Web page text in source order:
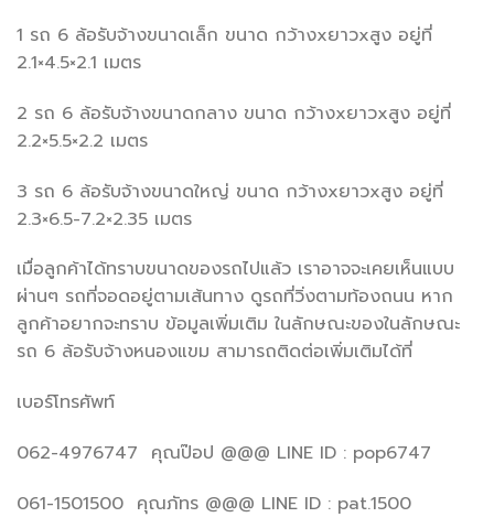
1 รถ 6 ล้อรับจ้างขนาดเล็ก ขนาด กว้างxยาวxสูง อยู่ที่
2.1×4.5×2.1 เมตร
2 รถ 6 ล้อรับจ้างขนาดกลาง ขนาด กว้างxยาวxสูง อยู่ที่
2.2×5.5×2.2 เมตร
3 รถ 6 ล้อรับจ้างขนาดใหญ่ ขนาด กว้างxยาวxสูง อยู่ที่
2.3×6.5-7.2×2.35 เมตร
เมื่อลูกค้าได้ทราบขนาดของรถไปแล้ว เราอาจจะเคยเห็นแบบ
ผ่านๆ รถที่จอดอยู่ตามเส้นทาง ดูรถที่วิ่งตามท้องถนน หาก
ลูกค้าอยากจะทราบ ข้อมูลเพิ่มเติม ในลักษณะของในลักษณะ
รถ 6 ล้อรับจ้างหนองแขม สามารถติดต่อเพิ่มเติมได้ที่
เบอร์โทรศัพท์
062-4976747 คุณป๊อป @@@ LINE ID : pop6747
061-1501500 คุณภัทร @@@ LINE ID : pat.1500